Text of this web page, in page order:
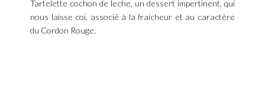
Tartelette cochon de leche, un dessert impertinent, qui
nous laisse coi, associé à la fraicheur et au caractère
du Cordon Rouge.